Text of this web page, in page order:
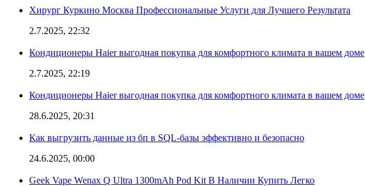
Хирург Куркино Москва Профессиональные Услуги для Лучшего Результата
2.7.2025, 22:32
Кондиционеры Haier выгодная покупка для комфортного климата в вашем доме
2.7.2025, 22:19
Кондиционеры Haier выгодная покупка для комфортного климата в вашем доме
28.6.2025, 20:31
Как выгрузить данные из бп в SQL-базы эффективно и безопасно
24.6.2025, 00:00
Geek Vape Wenax Q Ultra 1300mAh Pod Kit В Наличии Купить Легко